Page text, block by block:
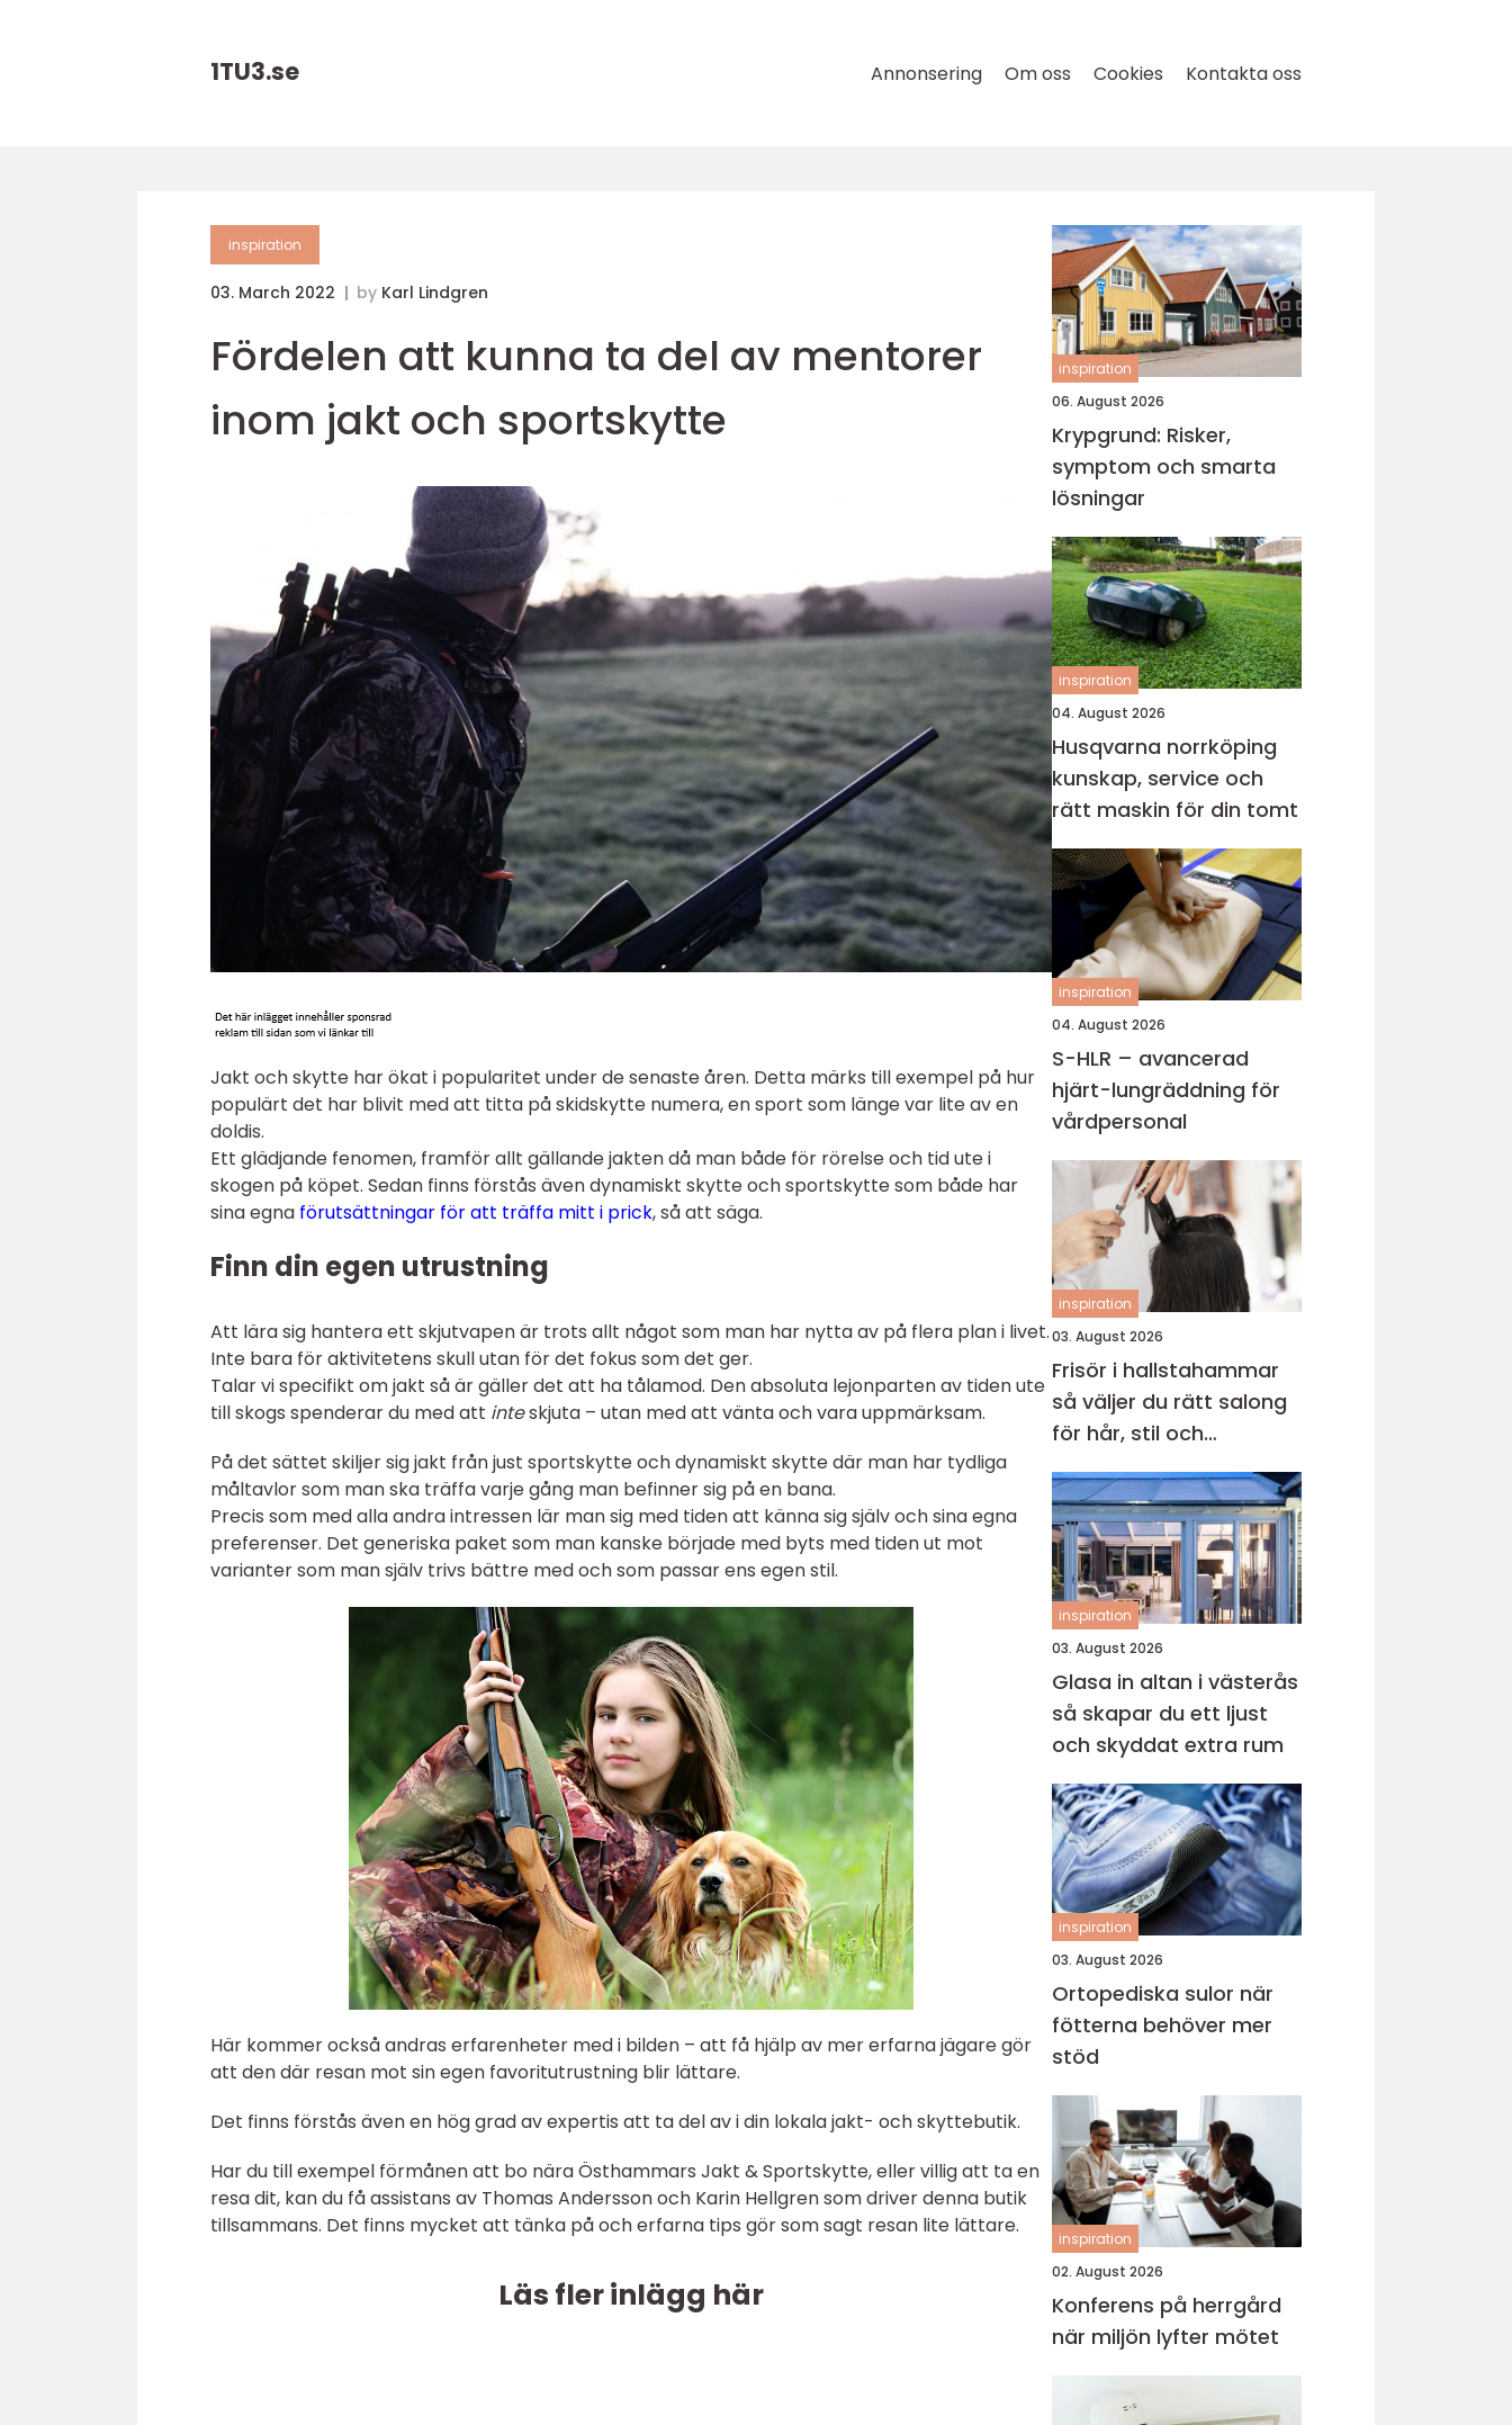
1TU3.se Annonsering Om oss Cookies Kontakta oss
inspiration
03. March 2022 by Karl Lindgren
Fördelen att kunna ta del av mentorer
inom jakt och sportskytte
Jakt och skytte har ökat i popularitet under de senaste åren. Detta märks till exempel på hur
populärt det har blivit med att titta på skidskytte numera, en sport som länge var lite av en
doldis.
Ett glädjande fenomen, framför allt gällande jakten då man både för rörelse och tid ute i
skogen på köpet. Sedan finns förstås även dynamiskt skytte och sportskytte som både har
sina egna förutsättningar för att träffa mitt i prick, så att säga.
Finn din egen utrustning
Att lära sig hantera ett skjutvapen är trots allt något som man har nytta av på flera plan i livet.
Inte bara för aktivitetens skull utan för det fokus som det ger.
Talar vi specifikt om jakt så är gäller det att ha tålamod. Den absoluta lejonparten av tiden ute
till skogs spenderar du med att inteskjuta – utan med att vänta och vara uppmärksam.
På det sättet skiljer sig jakt från just sportskytte och dynamiskt skytte där man har tydliga
måltavlor som man ska träffa varje gång man befinner sig på en bana.
Precis som med alla andra intressen lär man sig med tiden att känna sig själv och sina egna
preferenser. Det generiska paket som man kanske började med byts med tiden ut mot
varianter som man själv trivs bättre med och som passar ens egen stil.
Här kommer också andras erfarenheter med i bilden – att få hjälp av mer erfarna jägare gör
att den där resan mot sin egen favoritutrustning blir lättare.
Det finns förstås även en hög grad av expertis att ta del av i din lokala jakt- och skyttebutik.
Har du till exempel förmånen att bo nära Östhammars Jakt & Sportskytte, eller villig att ta en
resa dit, kan du få assistans av Thomas Andersson och Karin Hellgren som driver denna butik
tillsammans. Det finns mycket att tänka på och erfarna tips gör som sagt resan lite lättare.
Läs fler inlägg här
inspiration
06. August 2026
Krypgrund: Risker,
symptom och smarta
lösningar
inspiration
04. August 2026
Husqvarna norrköping
kunskap, service och
rätt maskin för din tomt
inspiration
04. August 2026
S-HLR – avancerad
hjärt-lungräddning för
vårdpersonal
inspiration
03. August 2026
Frisör i hallstahammar
så väljer du rätt salong
för hår, stil och
välmående
inspiration
03. August 2026
Glasa in altan i västerås
så skapar du ett ljust
och skyddat extra rum
inspiration
03. August 2026
Ortopediska sulor när
fötterna behöver mer
stöd
inspiration
02. August 2026
Konferens på herrgård
när miljön lyfter mötet